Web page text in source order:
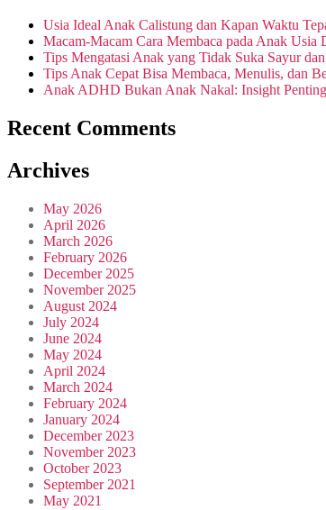
Usia Ideal Anak Calistung dan Kapan Waktu
Macam-Macam Cara Membaca pada Anak
Tips Mengatasi Anak yang Tidak Suka Sayur
Tips Anak Cepat Bisa Membaca, Menulis, dan
Anak ADHD Bukan Anak Nakal: Insight
Recent Comments
Archives
May 2026
April 2026
March 2026
February 2026
December 2025
November 2025
August 2024
July 2024
June 2024
May 2024
April 2024
March 2024
February 2024
January 2024
December 2023
November 2023
October 2023
September 2021
May 2021